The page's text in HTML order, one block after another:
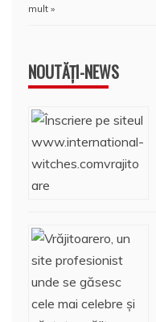
mult »
NOUTĂȚI-NEWS